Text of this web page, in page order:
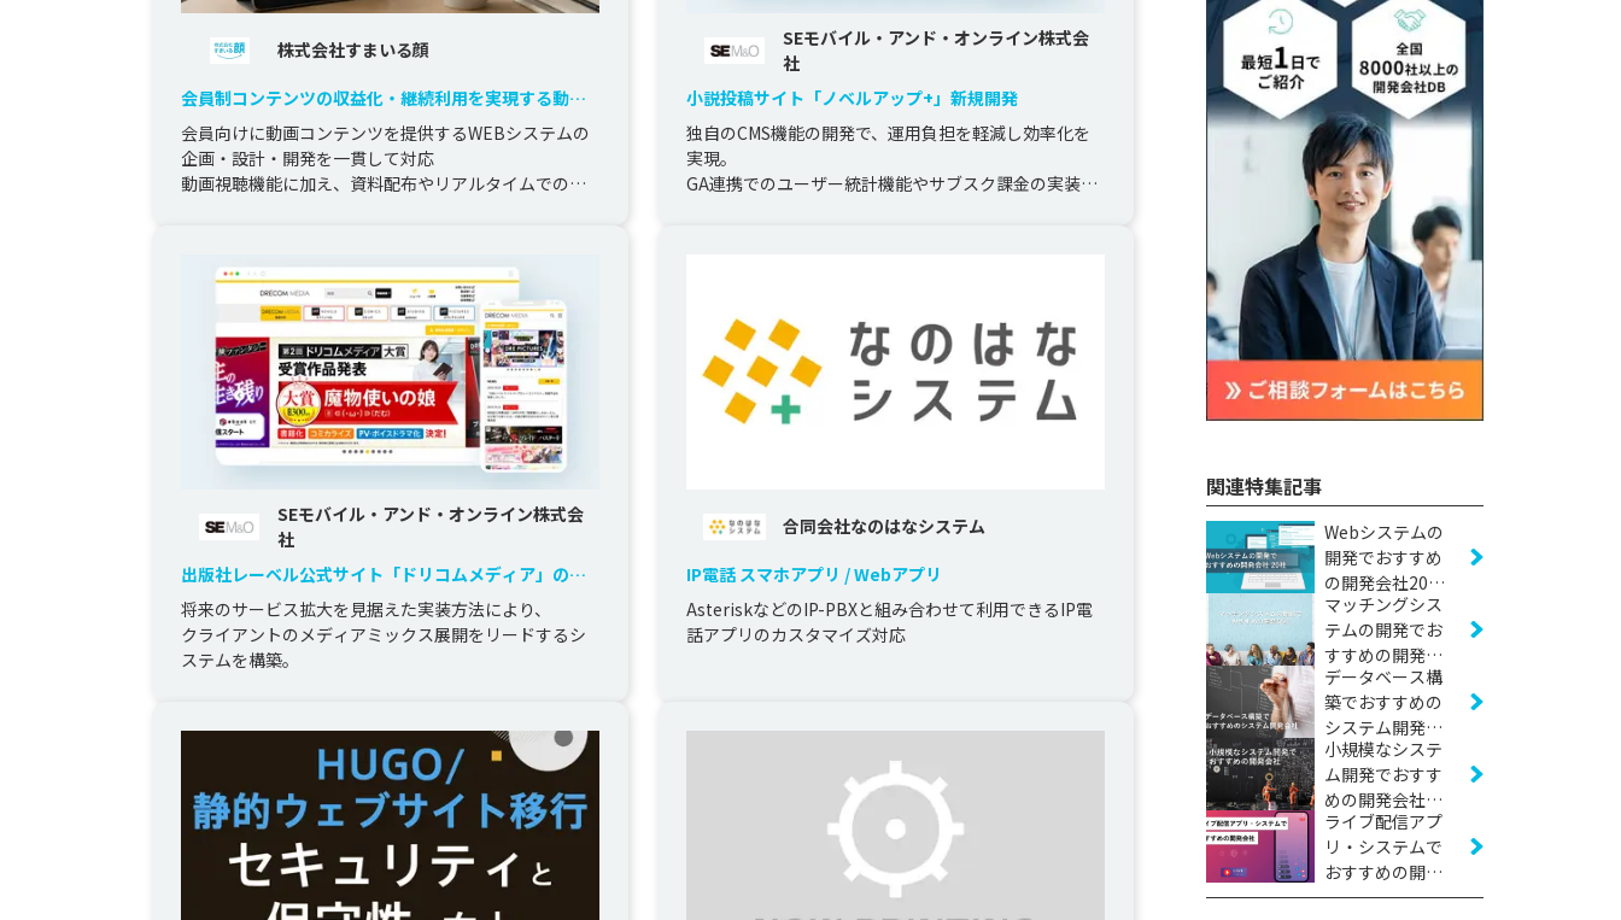
株式会社すまいる顔
会員制コンテンツの収益化・継続利用を実現する動画
配信システム構築
会員向けに動画コンテンツを提供するWEBシステムの
企画・設計・開発を一貫して対応
動画視聴機能に加え、資料配布やリアルタイムでの質
SEモバイル・アンド・オンライン株式会
社
小説投稿サイト「ノベルアップ+」新規開発
独自のCMS機能の開発で、運用負担を軽減し効率化を
実現。
GA連携でのユーザー統計機能やサブスク課金の実装な
SEモバイル・アンド・オンライン株式会
社
出版社レーベル公式サイト「ドリコムメディア」の新
規開発
将来のサービス拡大を見据えた実装方法により、
クライアントのメディアミックス展開をリードするシ
ステムを構築。
合同会社なのはなシステム
IP電話 スマホアプリ / Webアプリ
AsteriskなどのIP-PBXと組み合わせて利用できるIP電
話アプリのカスタマイズ対応
関連特集記事
Webシステムの
開発でおすすめ
の開発会社20社
【2026年版】
マッチングシス
テムの開発でお
すすめの開発会
社16社【2026年
版】
データベース構
築でおすすめの
システム開発会
社11社【2026年
版】
小規模なシステ
ム開発でおすす
めの開発会社16
社【2026年版】
ライブ配信アプ
リ・システムで
おすすめの開発
会社10社【2026